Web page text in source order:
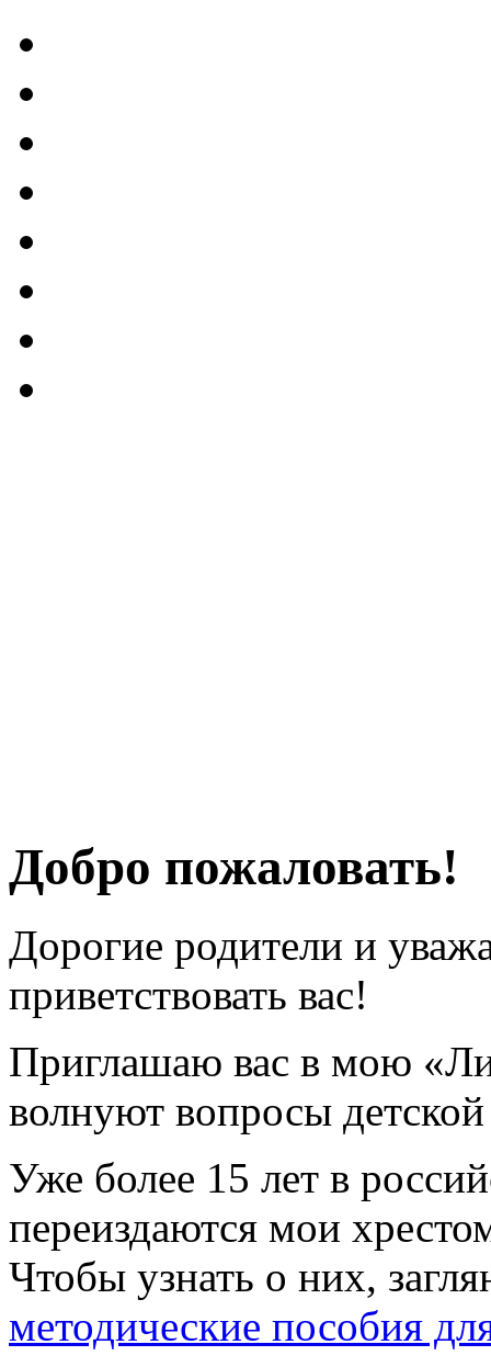
Добро пожаловать!
Дорогие родители и
приветствовать вас!
Приглашаю вас в мою
волнуют вопросы
Уже более 15 лет в
переиздаются мои
Чтобы узнать о них,
методические пособия